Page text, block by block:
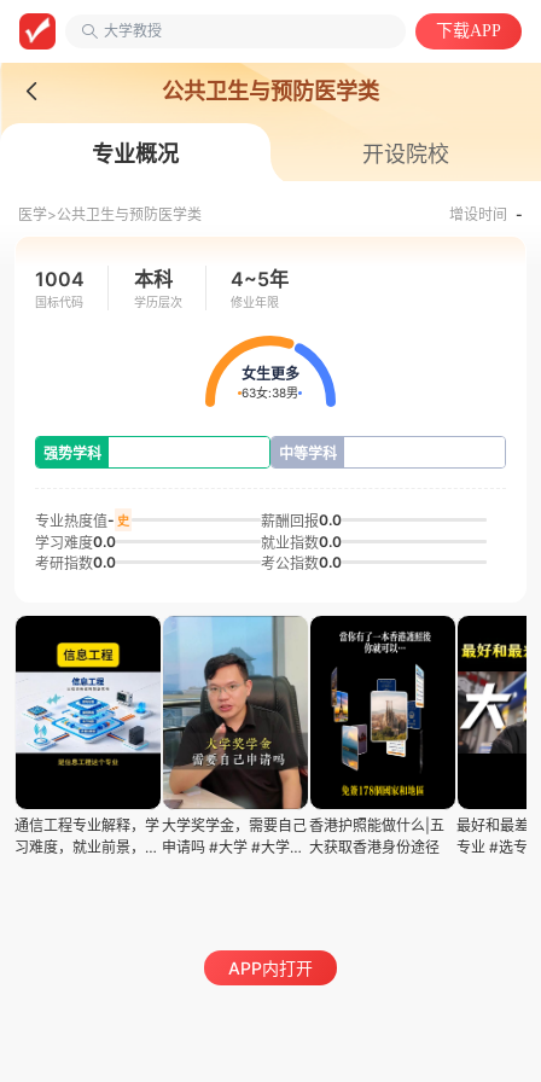
大学教授
下载APP
公共卫生与预防医学类
专业概况 开设院校
医学>公共卫生与预防医学类 增设时间 -
1004
国标代码
本科
学历层次
4~5年
修业年限
女生更多
63女:38男
强势学科 中等学科
专业热度值- 史 薪酬回报0.0
学习难度0.0 就业指数0.0
考研指数0.0 考公指数0.0
通信工程专业解释，学
习难度，就业前景，推
大学奖学金，需要自己
申请吗 #大学 #大学奖
香港护照能做什么|五
大获取香港身份途径
最好和最差
专业 #选专
APP内打开